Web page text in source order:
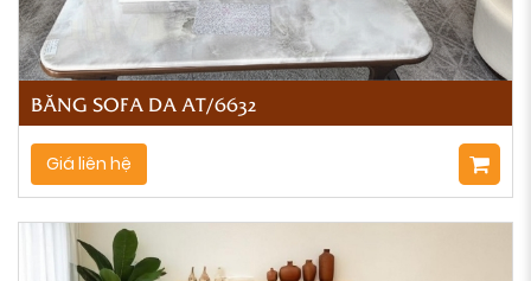
BĂNG SOFA DA AT/6632
Giá liên hệ